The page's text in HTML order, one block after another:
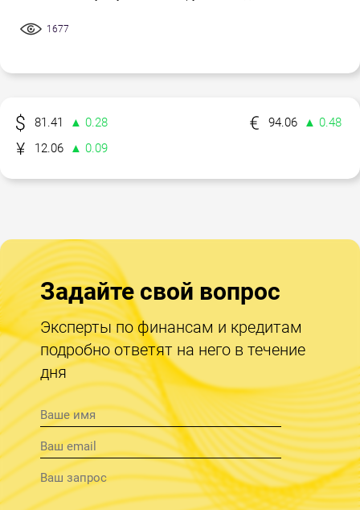
1677
81.41 ▲ 0.28 94.06
▲ 0.48
12.06
▲ 0.09
Задайте свой вопрос
Эксперты по финансам и кредитам
подробно ответят на него в течение
дня